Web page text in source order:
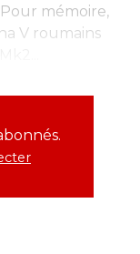
mémoire,
V roumains